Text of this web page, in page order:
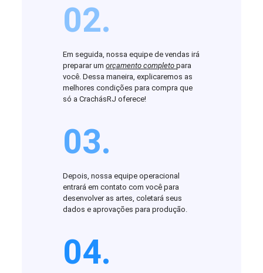
02.
Em seguida, nossa equipe de vendas irá
preparar umorçamento completopara
você. Dessa maneira, explicaremos as
melhores condições para compra que
só a CrachásRJ oferece!
03.
Depois, nossa equipe operacional
entrará em contato com você para
desenvolver as artes, coletará seus
dados e aprovações para produção.
04.